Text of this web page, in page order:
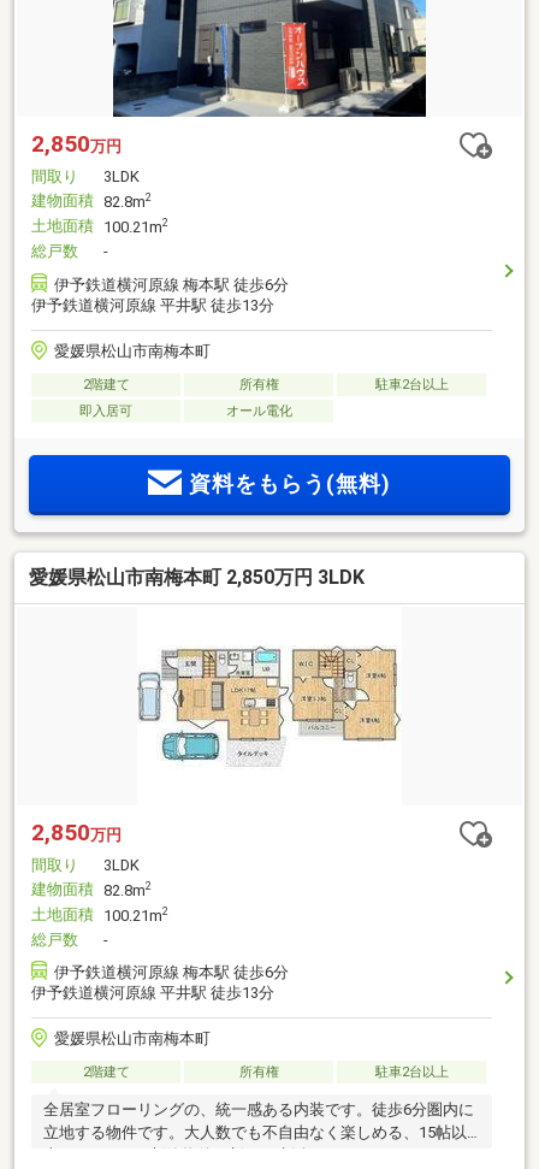
2,850万円
間取り
3LDK
建物面積 82.8m2
土地面積 100.21m2
総戸数
-
伊予鉄道横河原線 梅本駅 徒歩6分
伊予鉄道横河原線 平井駅 徒歩13分
愛媛県松山市南梅本町
2階建て 所有権
駐車2台以上
即入居可
オール電化
資料をもらう(無料)
愛媛県松山市南梅本町 2,850万円 3LDK
2,850万円
間取り
3LDK
建物面積 82.8m2
土地面積 100.21m2
総戸数
-
伊予鉄道横河原線 梅本駅 徒歩6分
伊予鉄道横河原線 平井駅 徒歩13分
愛媛県松山市南梅本町
2階建て 所有権 駐車2台以上
全居室フローリングの、統一感ある内装です。徒歩6分圏内に
立地する物件です。大人数でも不自由なく楽しめる、15帖以